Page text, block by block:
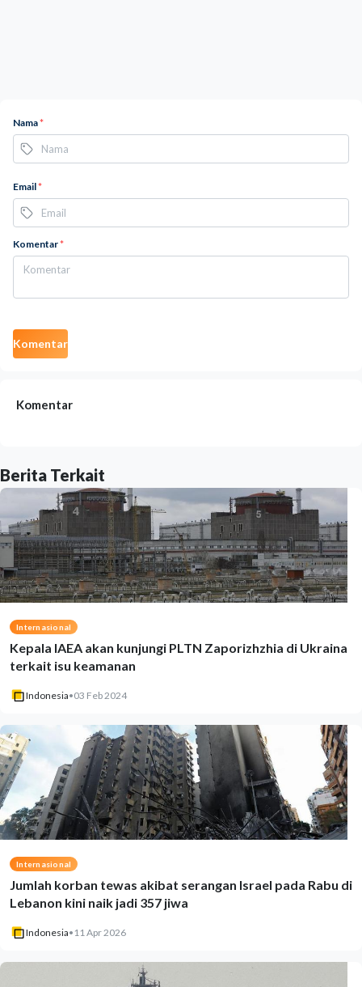
Nama*
Email*
Komentar*
Komentar
Komentar
Berita Terkait
Internasional
Kepala IAEA akan kunjungi PLTN Zaporizhzhia di Ukraina
terkait isu keamanan
Indonesia•03 Feb 2024
Internasional
Jumlah korban tewas akibat serangan Israel pada Rabu di
Lebanon kini naik jadi 357 jiwa
Indonesia• 11 Apr 2026